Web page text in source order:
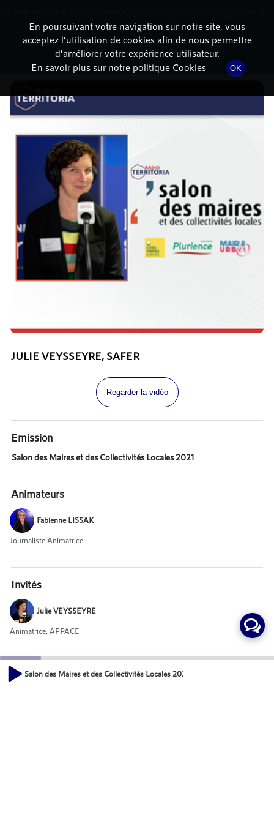
DÉTAILS DE L'ÉPISODE
18 novembre 2021à 16h11, durée : 7 minutes
JULIE VEYSSEYRE, SAFER
Regarder la vidéo
Emission
Salon des Maires et des Collectivités Locales 2021
Animateurs
Fabienne LISSAK
Journaliste Animatrice
Invités
Julie VEYSSEYRE
Animatrice, APPACE
Mot-Clés
Salon des Maires et des Collectivités Locales 2021 - Julie VEYSSEYRE,
En poursuivant votre navigation sur notre site, vous
acceptez l’utilisation de cookies afin de nous permettre
d’améliorer votre expérience utilisateur.
En savoir plus sur notre politique Cookies
OK
dessous pour l'installer.
Non merci Télécharger l'application